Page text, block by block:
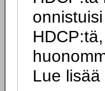
Lue lisää